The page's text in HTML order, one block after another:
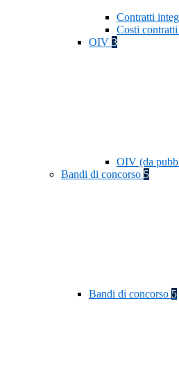
Contratti
Costi
OIV 3
OIV (da
Bandi di concorso 5
Bandi di concorso 5